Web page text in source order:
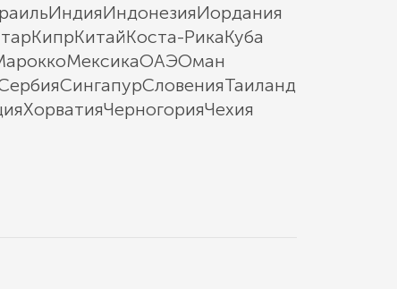
ИндияИндонезияИордания
КипрКитайКоста-РикаКуба
МексикаОАЭОман
СингапурСловенияТаиланд
ХорватияЧерногорияЧехия